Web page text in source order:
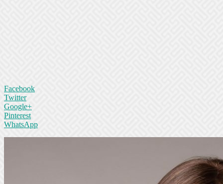
Facebook
Twitter
Google+
Pinterest
WhatsApp